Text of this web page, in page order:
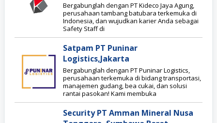
Bergabunglah dengan PT Kideco Jaya Agung,
perusahaan tambang batubara terkemuka di
Indonesia, dan wujudkan karier Anda sebagai
Safety Staff di
Satpam PT Puninar
Logistics,Jakarta
Bergabunglah dengan PT Puninar Logistics,
perusahaan terkemuka di bidang transportasi,
manajemen gudang, bea cukai, dan solusi
rantai pasokan! Kami membuka
Security PT Amman Mineral Nusa